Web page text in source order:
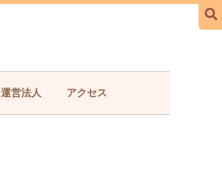
運営法人 アクセス